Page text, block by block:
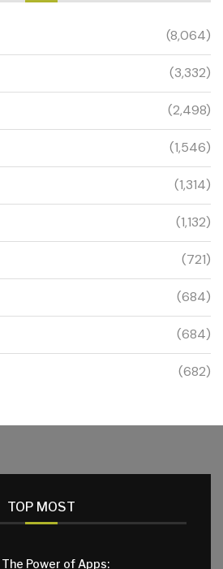
(8,064)
(3,332)
(2,498)
(1,546)
(1,314)
(1,132)
(721)
(684)
(684)
(682)
TOP MOST
The Power of Apps: